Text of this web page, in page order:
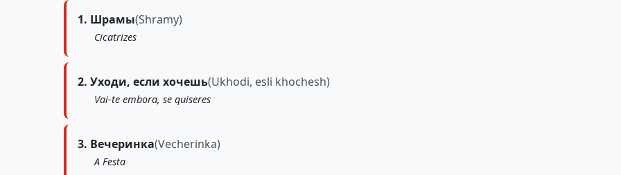
1. Шрамы(Shramy)
Cicatrizes
2. Уходи, если хочешь(Ukhodi, esli khochesh)
Vai-te embora, se quiseres
3. Вечеринка(Vecherinka)
A Festa